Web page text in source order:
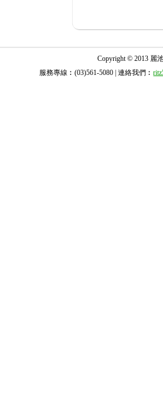
Copyright © 2013 麗
服務專線︰(03)561-5080 | 連絡我們︰